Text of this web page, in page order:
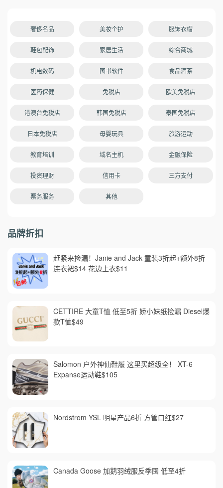
奢侈名品 美妆个护 服饰衣帽
鞋包配饰 家居生活 综合商城
机电数码 图书软件 食品酒茶
医药保健 免税店 欧美免税店
港澳台免税店 韩国免税店 泰国免税店
日本免税店 母婴玩具 旅游运动
教育培训 域名主机 金融保险
投资理财 信用卡 三方支付
票务服务 其他
品牌折扣
赶紧来捡漏！Janie and Jack 童装3折起+额外8折
连衣裙$14 花边上衣$11
CETTIRE 大童T恤 低至5折 娇小妹纸捡漏 Diesel爆
款T恤$49
Salomon 户外神仙鞋履 这里买超级全！ XT-6
Expanse运动鞋$105
Nordstrom YSL 明星产品6折 方管口红$27
Canada Goose 加鹅羽绒服反季囤 低至4折